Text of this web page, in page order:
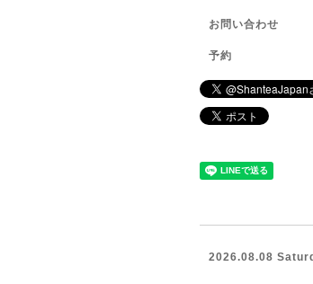
お問い合わせ
予約
2026.08.08